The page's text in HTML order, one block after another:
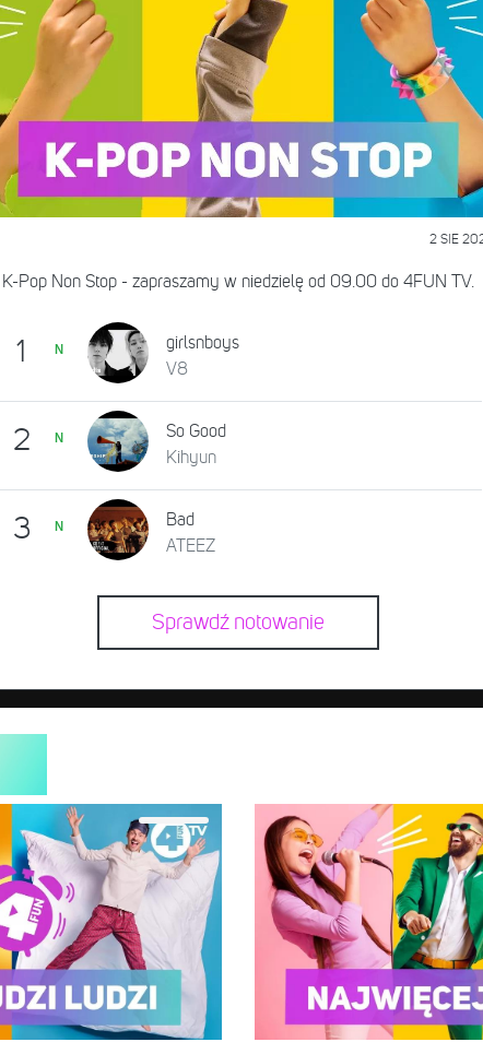
2 SIE
K-Pop Non Stop - zapraszamy w niedzielę od 09.00 do 4FUN TV.
1 N
girlsnboys
V8
2 N
So Good
Kihyun
3 N
Bad
ATEEZ
Sprawdź notowanie